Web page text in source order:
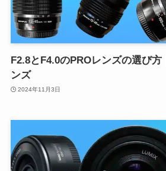
F2.8とF4.0のPROレンズの選び
ンズ
2024年11月3日